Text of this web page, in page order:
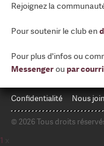
Rejoignez la
Pour soutenir le club en
Pour plus d'infos ou
Messengerou par
Confidentialité Nous
© 2026 Tous droits
1